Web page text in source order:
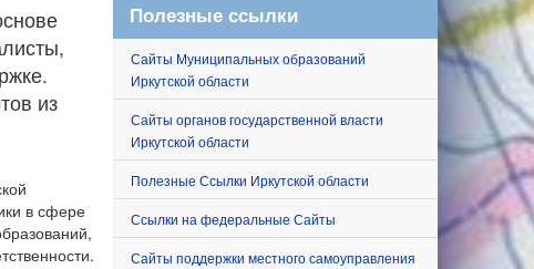
из
в сфере
Полезные ссылки
Сайты Муниципальных образований
Иркутской области
Сайты органов государственной власти
Иркутской области
Полезные Ссылки Иркутской области
Ссылки на федеральные Сайты
Сайты поддержки местного самоуправления